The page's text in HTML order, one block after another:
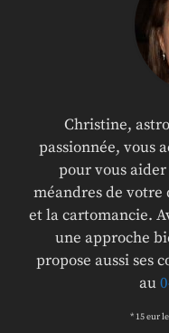
Christine,
passionnée, vous
pour vous
méandres de votre
et la cartomancie.
une approche
propose aussi ses
au
* 15 eur